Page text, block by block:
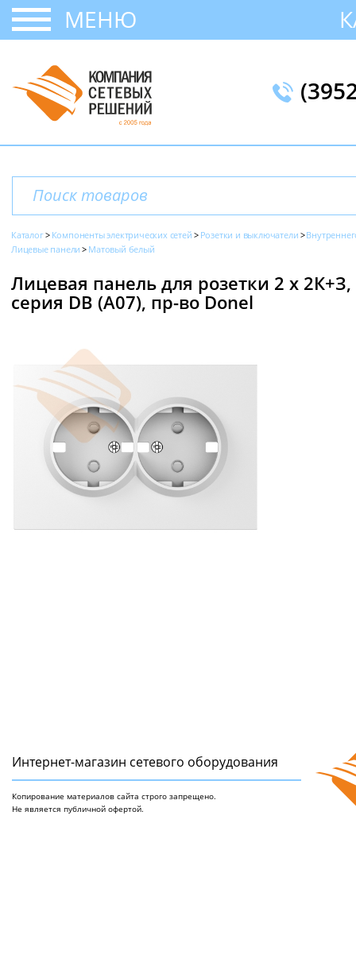
МЕНЮ
Каталог Компоненты электрических сетей Розетки и выключатели
Лицевые панели
Матовый белый
Лицевая панель для розетки 2 х
серия DB (A07), пр-во Donel
Интернет-магазин сетeвого оборудования
Копирование материалов сайта строго запрещено.
Не является публичной офертой.